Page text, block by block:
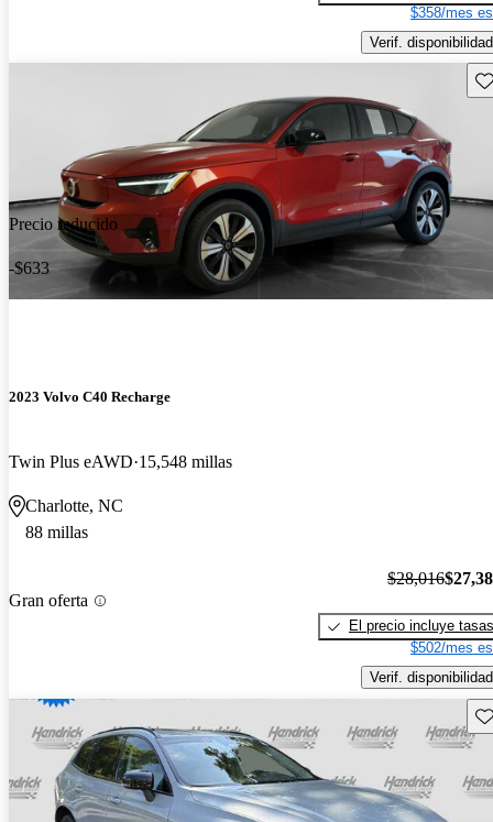
$358/mes
Verif. disponibilidad
Precio reducido
-$633
2023 Volvo C40 Recharge
Twin Plus eAWD 15,548 millas
Charlotte, NC
88 millas
Gran oferta
$28,016
El precio incluye tasas
$502/mes
Verif. disponibilidad